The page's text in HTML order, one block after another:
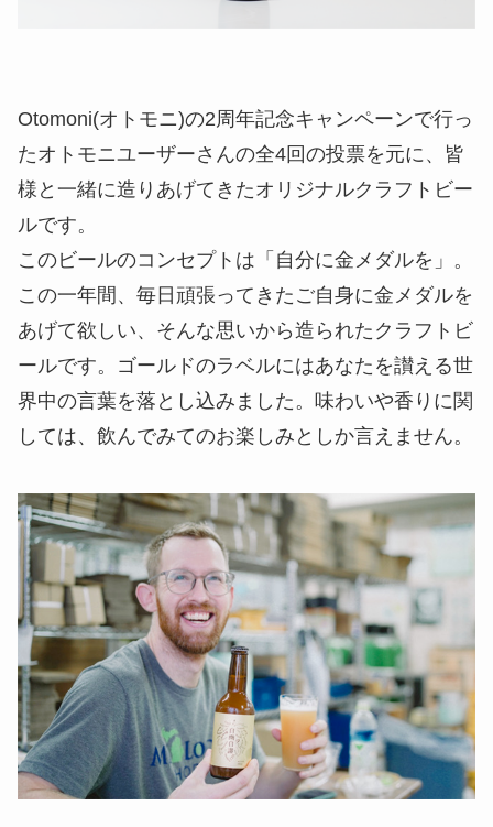
Otomoni(オトモニ)の2周年記念キャンペーンで行っ
たオトモニユーザーさんの全4回の投票を元に、皆
様と一緒に造りあげてきたオリジナルクラフトビー
ルです。
このビールのコンセプトは「自分に金メダルを」。
この一年間、毎日頑張ってきたご自身に金メダルを
あげて欲しい、そんな思いから造られたクラフトビ
ールです。ゴールドのラベルにはあなたを讃える世
界中の言葉を落とし込みました。味わいや香りに関
しては、飲んでみてのお楽しみとしか言えません。